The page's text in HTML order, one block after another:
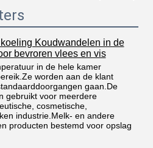
Koudwandelen in de
bevroren vlees en vis
in de hele kamer
worden aan de klant
gaan.De
gebruikt voor meerdere
cosmetische,
industrie.Melk- en andere
producten bestemd voor opslag